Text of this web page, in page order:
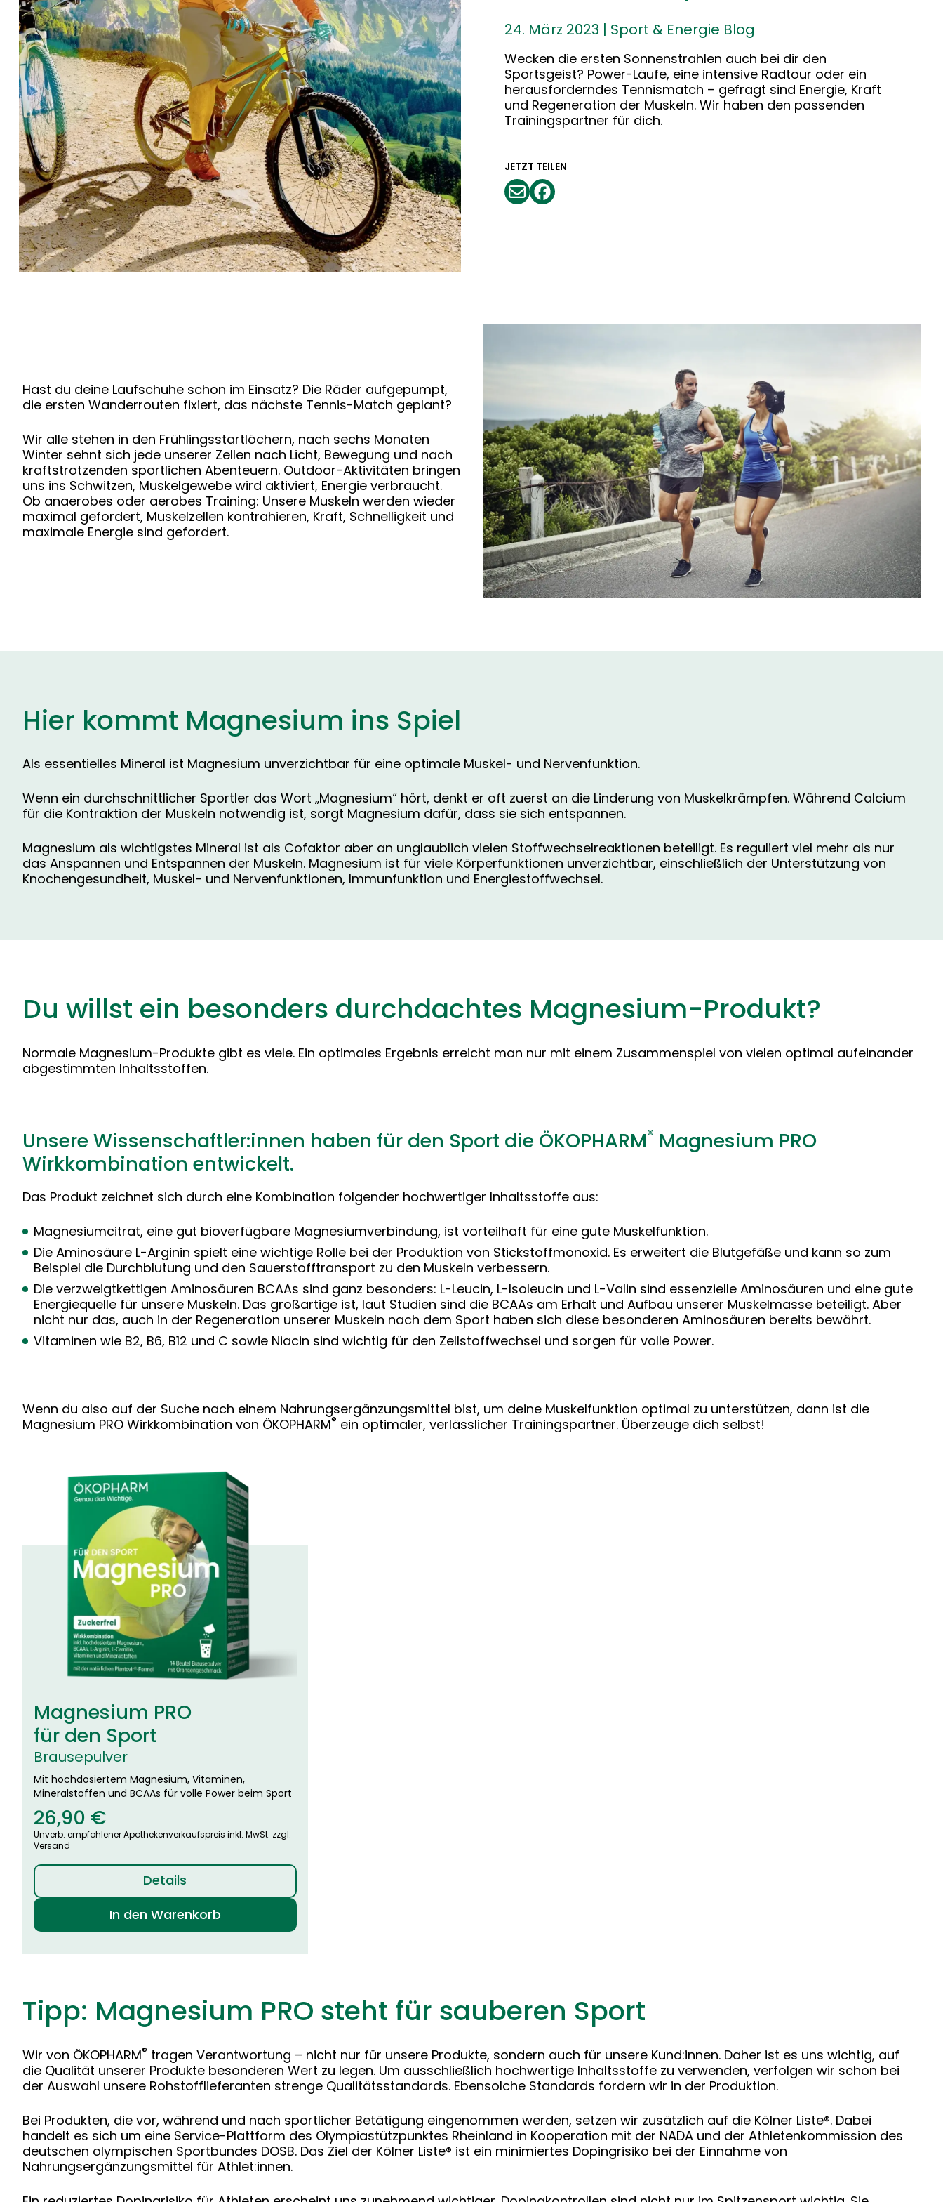
24. März 2023 | Sport & Energie Blog
Wecken die ersten Sonnenstrahlen auch bei dir den
Sportsgeist? Power-Läufe, eine intensive Radtour oder ein
herausforderndes Tennismatch – gefragt sind Energie, Kraft
und Regeneration der Muskeln. Wir haben den passenden
Trainingspartner für dich.
JETZT TEILEN
Hast du deine Laufschuhe schon im Einsatz? Die Räder aufgepumpt,
die ersten Wanderrouten fixiert, das nächste Tennis-Match geplant?
Wir alle stehen in den Frühlingsstartlöchern, nach sechs Monaten
Winter sehnt sich jede unserer Zellen nach Licht, Bewegung und nach
kraftstrotzenden sportlichen Abenteuern. Outdoor-Aktivitäten bringen
uns ins Schwitzen, Muskelgewebe wird aktiviert, Energie verbraucht.
Ob anaerobes oder aerobes Training: Unsere Muskeln werden wieder
maximal gefordert, Muskelzellen kontrahieren, Kraft, Schnelligkeit und
maximale Energie sind gefordert.
Hier kommt Magnesium ins Spiel
Als essentielles Mineral ist Magnesium unverzichtbar für eine optimale Muskel- und Nervenfunktion.
Wenn ein durchschnittlicher Sportler das Wort „Magnesium“ hört, denkt er oft zuerst an die Linderung von Muskelkrämpfen. Während Calcium
für die Kontraktion der Muskeln notwendig ist, sorgt Magnesium dafür, dass sie sich entspannen.
Magnesium als wichtigstes Mineral ist als Cofaktor aber an unglaublich vielen Stoffwechselreaktionen beteiligt. Es reguliert viel mehr als nur
das Anspannen und Entspannen der Muskeln. Magnesium ist für viele Körperfunktionen unverzichtbar, einschließlich der Unterstützung von
Knochengesundheit, Muskel- und Nervenfunktionen, Immunfunktion und Energiestoffwechsel.
Du willst ein besonders durchdachtes Magnesium-Produkt?
Normale Magnesium-Produkte gibt es viele. Ein optimales Ergebnis erreicht man nur mit einem Zusammenspiel von vielen optimal aufeinander
abgestimmten Inhaltsstoffen.
Unsere Wissenschaftler:innen haben für den Sport die ÖKOPHARM® Magnesium PRO
Wirkkombination entwickelt.
Das Produkt zeichnet sich durch eine Kombination folgender hochwertiger Inhaltsstoffe aus:
Magnesiumcitrat, eine gut bioverfügbare Magnesiumverbindung, ist vorteilhaft für eine gute Muskelfunktion.
Die Aminosäure L-Arginin spielt eine wichtige Rolle bei der Produktion von Stickstoffmonoxid. Es erweitert die Blutgefäße und kann so zum
Beispiel die Durchblutung und den Sauerstofftransport zu den Muskeln verbessern.
Die verzweigtkettigen Aminosäuren BCAAs sind ganz besonders: L-Leucin, L-Isoleucin und L-Valin sind essenzielle Aminosäuren und eine gute
Energiequelle für unsere Muskeln. Das großartige ist, laut Studien sind die BCAAs am Erhalt und Aufbau unserer Muskelmasse beteiligt. Aber
nicht nur das, auch in der Regeneration unserer Muskeln nach dem Sport haben sich diese besonderen Aminosäuren bereits bewährt.
Vitaminen wie B2, B6, B12 und C sowie Niacin sind wichtig für den Zellstoffwechsel und sorgen für volle Power.
Wenn du also auf der Suche nach einem Nahrungsergänzungsmittel bist, um deine Muskelfunktion optimal zu unterstützen, dann ist die
Magnesium PRO Wirkkombination von ÖKOPHARM® ein optimaler, verlässlicher Trainingspartner. Überzeuge dich selbst!
Magnesium PRO
für den Sport
Brausepulver
Mit hochdosiertem Magnesium, Vitaminen,
Mineralstoffen und BCAAs für volle Power beim Sport
26,90 €
Unverb. empfohlener Apothekenverkaufspreis inkl. MwSt. zzgl.
Versand
Details
In den Warenkorb
Tipp: Magnesium PRO steht für sauberen Sport
Wir von ÖKOPHARM® tragen Verantwortung – nicht nur für unsere Produkte, sondern auch für unsere Kund:innen. Daher ist es uns wichtig, auf
die Qualität unserer Produkte besonderen Wert zu legen. Um ausschließlich hochwertige Inhaltsstoffe zu verwenden, verfolgen wir schon bei
der Auswahl unsere Rohstofflieferanten strenge Qualitätsstandards. Ebensolche Standards fordern wir in der Produktion.
Bei Produkten, die vor, während und nach sportlicher Betätigung eingenommen werden, setzen wir zusätzlich auf die Kölner Liste®. Dabei
handelt es sich um eine Service-Plattform des Olympiastützpunktes Rheinland in Kooperation mit der NADA und der Athletenkommission des
deutschen olympischen Sportbundes DOSB. Das Ziel der Kölner Liste® ist ein minimiertes Dopingrisiko bei der Einnahme von
Nahrungsergänzungsmittel für Athlet:innen.